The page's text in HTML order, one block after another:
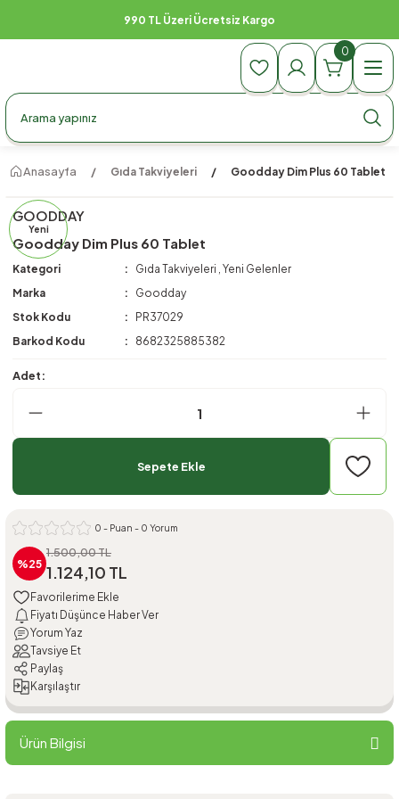
990 TL Üzeri Ücretsiz Kargo
0
Anasayfa Gıda Takviyeleri Goodday Dim Plus 60 Tablet
Yeni
GOODDAY
Goodday Dim Plus 60 Tablet
Kategori Gıda Takviyeleri , Yeni Gelenler
Marka
Goodday
Stok Kodu
PR37029
Barkod Kodu
8682325885382
Adet:
Sepete Ekle
0 - Puan - 0 Yorum
%25
1.500,00 TL
1.124,10 TL
Fiyatı Düşünce Haber Ver
Yorum Yaz
Tavsiye Et
Paylaş
Karşılaştır
Ürün Bilgisi